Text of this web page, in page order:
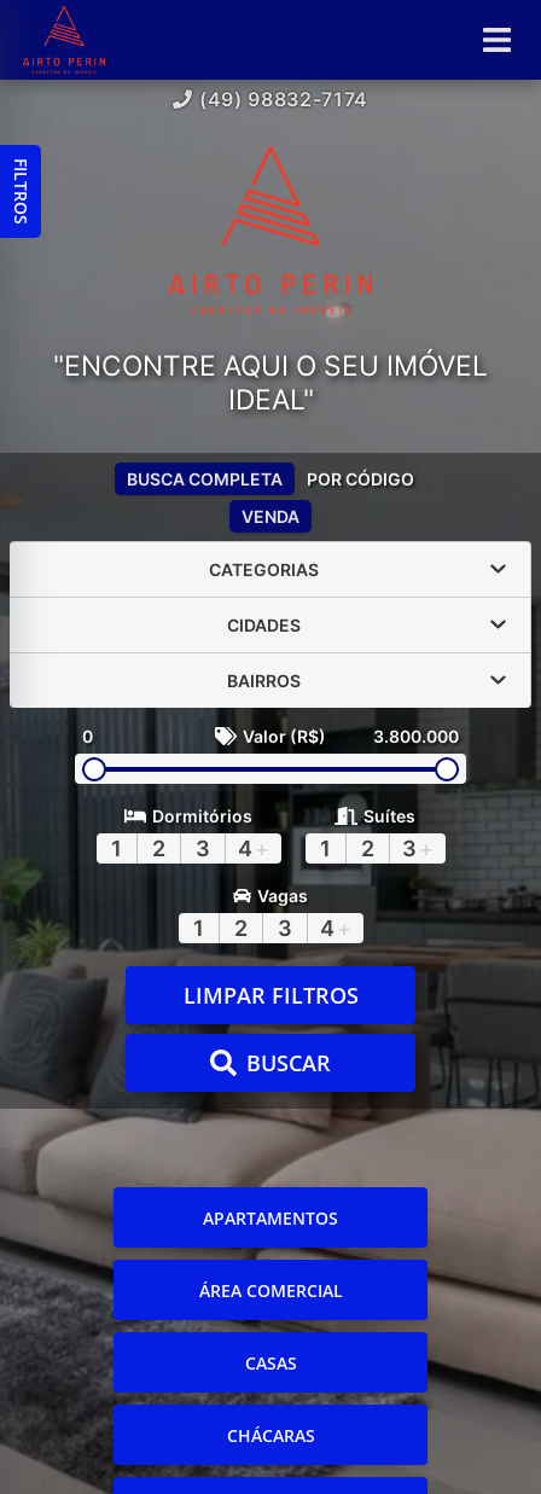
(49) 98832-7174
"ENCONTRE AQUI O SEU IMÓVEL
IDEAL"
VENDA
BUSCA COMPLETA POR CÓDIGO
CATEGORIAS
CIDADES
BAIRROS
0 Valor (R$) 3.800.000
Dormitórios
1 2 3 4 +
Suítes
1 2 3 +
Vagas
1 2 3 4 +
LIMPAR FILTROS
BUSCAR
APARTAMENTOS
ÁREA COMERCIAL
CASAS
CHÁCARAS
FILTROS